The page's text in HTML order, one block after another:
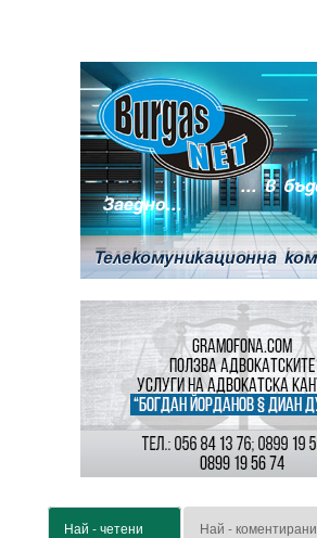
Най - четени Най - коментирани